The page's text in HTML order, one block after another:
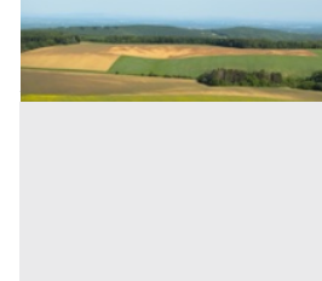
Codice asta:8333a3d8
Asta chiusa